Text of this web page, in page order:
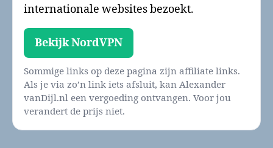
internationale websites bezoekt.
Bekijk NordVPN
Sommige links op deze pagina zijn affiliate links.
Als je via zo’n link iets afsluit, kan Alexander
vanDijl.nl een vergoeding ontvangen. Voor jou
verandert de prijs niet.